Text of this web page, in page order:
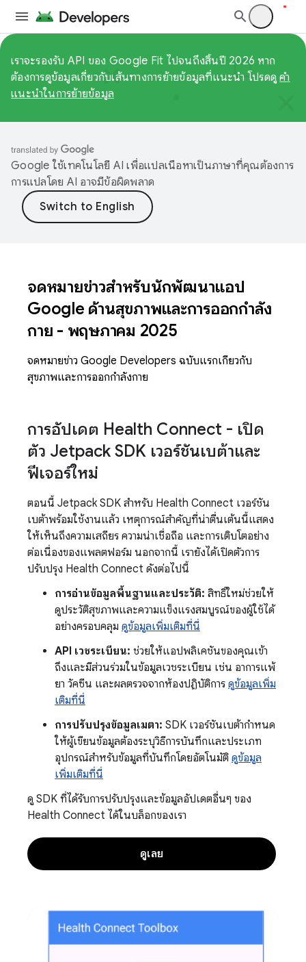
เราจะรองรับ API ของ Google Fit ไปจนถึงสิ้นปี 2026 หาก
ต้องการดูข้อมูลเกี่ยวกับเส้นทางการย้ายข้อมูลที่แนะนำ โปรดดูคำ
แนะนำในการย้ายข้อมูล
Google ใช้เทคโนโลยี AI เพื่อแปลเนื้อหาเป็นภาษาที่คุณต้องการ
การแปลโดย AI อาจมีข้อผิดพลาด
จดหมายข่าวสำหรับนักพัฒนาแอป
Google ด้านสุขภาพและการออกกำลัง
กาย - พฤษภาคม 2025
จดหมายข่าว Google Developers ฉบับแรกเกี่ยวกับ
สุขภาพและการออกกำลังกาย
การอัปเดต Health Connect - เปิด
ตัว Jetpack SDK เวอร์ชันเบต้าและ
ฟีเจอร์ใหม่
ตอนนี้ Jetpack SDK สำหรับ Health Connect เวอร์ชัน
เบต้าพร้อมใช้งานแล้ว เหตุการณ์สำคัญที่น่าตื่นเต้นนี้แสดง
ให้เห็นถึงความเสถียร ความน่าเชื่อถือ และการเติบโตอย่าง
ต่อเนื่องของแพลตฟอร์ม นอกจากนี้ เรายังได้เปิดตัวการ
ปรับปรุง Health Connect ดังต่อไปนี้
การอ่านข้อมูลพื้นฐานและประวัติ: สิทธิ์ใหม่ช่วยให้
ดูประวัติสุขภาพและความแข็งแรงสมบูรณ์ของผู้ใช้ได้
อย่างครอบคลุม ดูข้อมูลเพิ่มเติมที่นี่
API เวชระเบียน: ช่วยให้แอปพลิเคชันของคุณเข้า
ถึงและมีส่วนร่วมในข้อมูลเวชระเบียน เช่น อาการแพ้
ยา วัคซีน และผลตรวจจากห้องปฏิบัติการ ดูข้อมูลเพิ่ม
เติมที่นี่
การปรับปรุงข้อมูลเมตา: SDK เวอร์ชันเบต้ากำหนด
ให้ผู้เขียนข้อมูลต้องระบุวิธีการบันทึกและประเภท
อุปกรณ์สำหรับข้อมูลที่บันทึกโดยอัตโนมัติ ดูข้อมูล
เพิ่มเติมที่นี่
ดู SDK ที่ได้รับการปรับปรุงและข้อมูลอัปเดตอื่นๆ ของ
Health Connect ได้ในบล็อกของเรา
ดูเลย